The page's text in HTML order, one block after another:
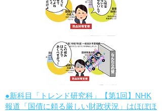
●新科目「トレンド研究科」【第1回】NHK
報道「国債に頼る厳しい財政状況」はほぼほ